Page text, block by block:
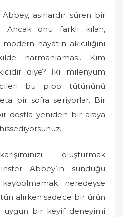
asırlardır süren bir
Ancak onu farklı kılan,
hayatın akıcılığını
harmanlaması. Kim
diye? İki milenyum
bu pipo tütününü
bir sofra seriyorlar. Bir
dostla yeniden bir araya
oluşturmak
Abbey’in sunduğu
neredeyse
alırken sadece bir ürün
uygun bir keyif deneyimi